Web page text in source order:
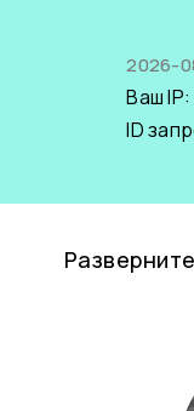
2026-
Ваш IP:
ID